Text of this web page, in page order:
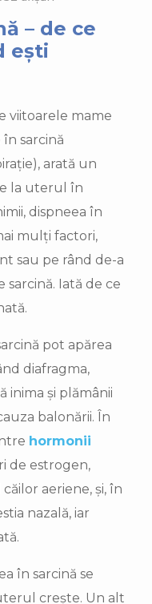
– de ce
ești
sarcină
arată un
la uterul în
dispneea în
mulți factori,
sau pe rând de-a
Iată de ce
pot apărea
diafragma,
inima și plămânii
balonării. În
hormonii
de estrogen,
aeriene, și, în
nazală, iar
în sarcină se
crește. Un alt